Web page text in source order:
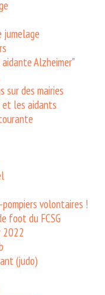
Alzheimer"
sur des mairies
et les aidants
volontaires !
foot du FCSG
2022
(judo)